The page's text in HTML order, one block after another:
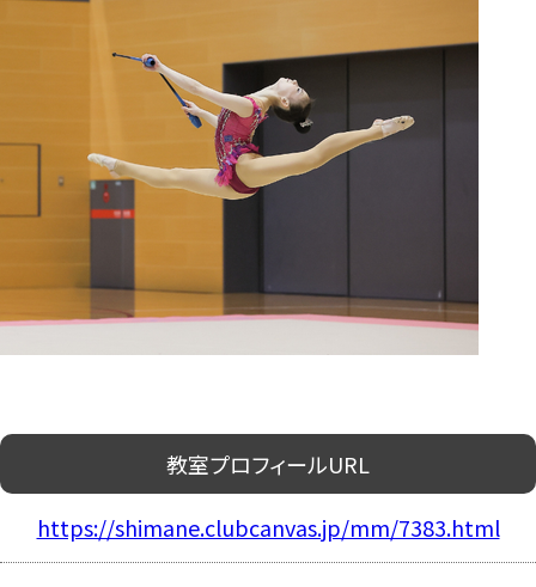
教室プロフィールURL
https://shimane.clubcanvas.jp/mm/7383.html